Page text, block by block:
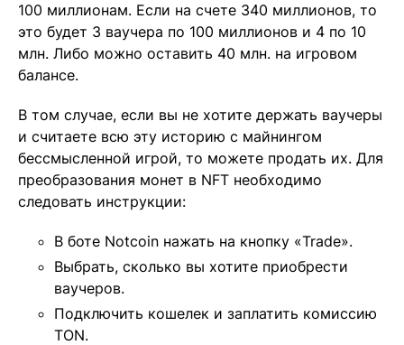
100 миллионам. Если на счете 340 миллионов, то
это будет 3 ваучера по 100 миллионов и 4 по 10
млн. Либо можно оставить 40 млн. на игровом
балансе.
В том случае, если вы не хотите держать ваучеры
и считаете всю эту историю с майнингом
бессмысленной игрой, то можете продать их. Для
преобразования монет в NFT необходимо
следовать инструкции:
В боте Notcoin нажать на кнопку «Trade».
Выбрать, сколько вы хотите приобрести
ваучеров.
Подключить кошелек и заплатить комиссию
TON.